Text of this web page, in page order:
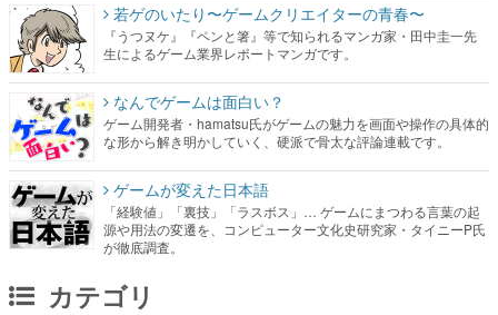
若ゲのいたり〜ゲームクリエイターの青春〜
『うつヌケ』『ペンと箸』等で知られるマンガ家・田中圭一先
生によるゲーム業界レポートマンガです。
なんでゲームは面白い？
ゲーム開発者・hamatsu氏がゲームの魅力を画面や操作の具体的
な形から解き明かしていく、硬派で骨太な評論連載です。
ゲームが変えた日本語
「経験値」「裏技」「ラスボス」… ゲームにまつわる言葉の起
源や用法の変遷を、コンピューター文化史研究家・タイニーP氏
が徹底調査。
カテゴリ